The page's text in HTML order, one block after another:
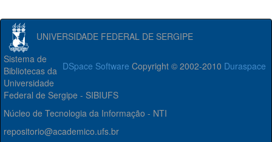
UNIVERSIDADE FEDERAL DE SERGIPE
DSpace Software Copyright © 2002-2010 Duraspace
Sistema de
Bibliotecas da
Universidade
Federal de Sergipe - SIBIUFS
Núcleo de Tecnologia da Informação - NTI
repositorio@academico.ufs.br